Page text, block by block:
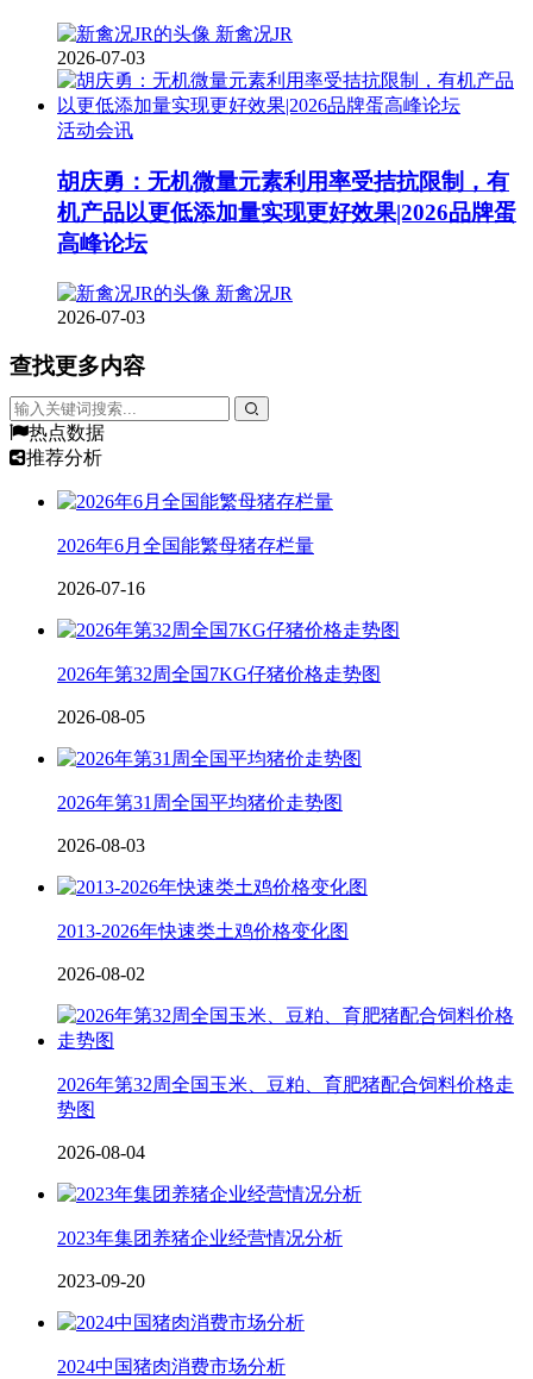
新禽况JR
2026-07-03
活动会讯
胡庆勇：无机微量元素利用率受拮抗限制，有
机产品以更低添加量实现更好效果|2026品牌蛋
高峰论坛
新禽况JR
2026-07-03
查找更多内容
热点数据
推荐分析
2026年6月全国能繁母猪存栏量
2026-07-16
2026年第32周全国7KG仔猪价格走势图
2026-08-05
2026年第31周全国平均猪价走势图
2026-08-03
2013-2026年快速类土鸡价格变化图
2026-08-02
2026年第32周全国玉米、豆粕、育肥猪配合饲料价格走
势图
2026-08-04
2023年集团养猪企业经营情况分析
2023-09-20
2024中国猪肉消费市场分析